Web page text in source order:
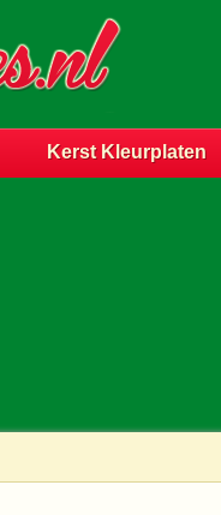
Kerst Kleurplaten